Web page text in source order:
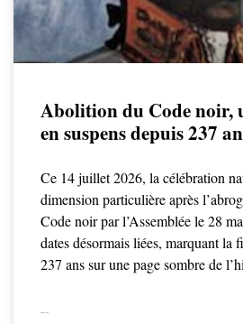
Abolition du Code noir,
en suspens depuis 237
Ce 14 juillet 2026, la célébration
dimension particulière après
Code noir par l’Assemblée le 28
dates désormais liées, marquant la
237 ans sur une page sombre de